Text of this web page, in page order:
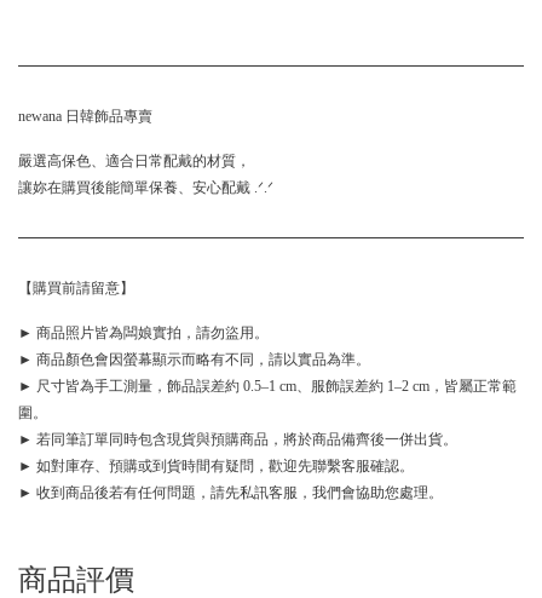
newana 日韓飾品專賣
嚴選高保色、適合日常配戴的材質，
讓妳在購買後能簡單保養、安心配戴 .ᐟ.ᐟ
【購買前請留意】
► 商品照片皆為闆娘實拍，請勿盜用。
► 商品顏色會因螢幕顯示而略有不同，請以實品為準。
► 尺寸皆為手工測量，飾品誤差約 0.5–1 cm、服飾誤差約 1–2 cm，皆屬正常範
圍。
► 若同筆訂單同時包含現貨與預購商品，將於商品備齊後一併出貨。
► 如對庫存、預購或到貨時間有疑問，歡迎先聯繫客服確認。
► 收到商品後若有任何問題，請先私訊客服，我們會協助您處理。
商品評價